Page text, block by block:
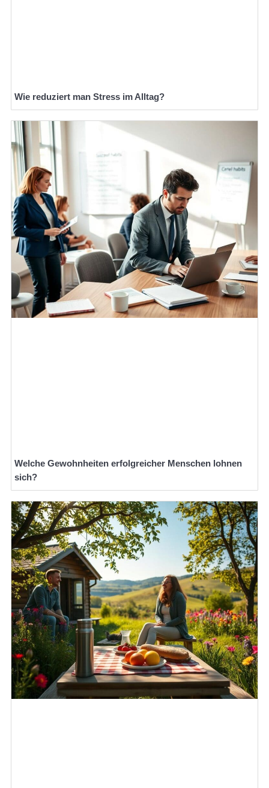
Wie reduziert man Stress im Alltag?
Welche Gewohnheiten erfolgreicher Menschen lohnen
sich?